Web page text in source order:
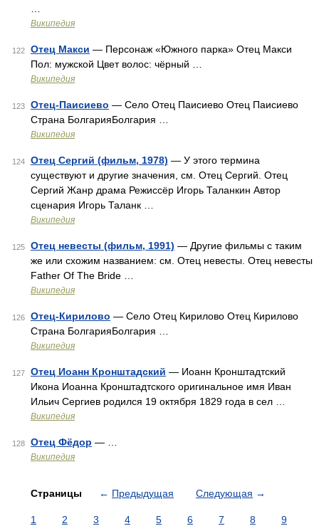
Википедия
122 Отец Макси — Персонаж «Южного парка» Отец Макси
Пол: мужской Цвет волос: чёрный …
Википедия
123 Отец-Паисиево — Село Отец Паисиево Отец Паисиево
Страна БолгарияБолгария …
Википедия
124 Отец Сергий (фильм, 1978) — У этого термина
существуют и другие значения, см. Отец Сергий. Отец
Сергий Жанр драма Режиссёр Игорь Таланкин Автор
сценария Игорь Таланк …
Википедия
125 Отец невесты (фильм, 1991) — Другие фильмы с таким
же или схожим названием: см. Отец невесты. Отец невесты
Father Of The Bride …
Википедия
126 Отец-Кирилово — Село Отец Кирилово Отец Кирилово
Страна БолгарияБолгария …
Википедия
127 Отец Иоанн Кронштадский — Иоанн Кронштадтский
Икона Иоанна Кронштадтского оригинальное имя Иван
Ильич Сергиев родился 19 октября 1829 года в сел …
Википедия
128 Отец Фёдор — …
Википедия
Страницы ← Предыдущая Следующая →
1 2 3 4 5 6 7 8
9